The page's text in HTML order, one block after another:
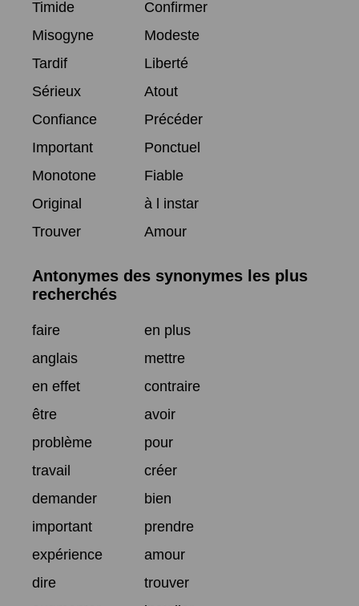
Timide
Confirmer
Misogyne
Modeste
Tardif
Liberté
Sérieux
Atout
Confiance
Précéder
Important
Ponctuel
Monotone
Fiable
Original
à l instar
Trouver
Amour
Antonymes des synonymes les plus
recherchés
faire
en plus
anglais
mettre
en effet
contraire
être
avoir
problème
pour
travail
créer
demander
bien
important
prendre
expérience
amour
dire
trouver